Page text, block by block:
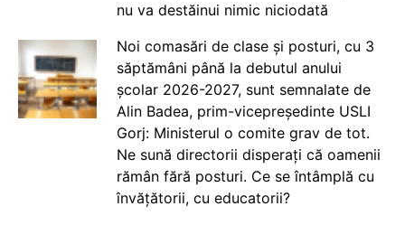
nu va destăinui nimic niciodată
Noi comasări de clase și posturi, cu 3
săptămâni până la debutul anului
școlar 2026-2027, sunt semnalate de
Alin Badea, prim-vicepreședinte USLI
Gorj: Ministerul o comite grav de tot.
Ne sună directorii disperați că oamenii
rămân fără posturi. Ce se întâmplă cu
învățătorii, cu educatorii?